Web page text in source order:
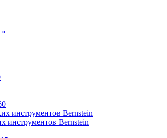
инструментов Bernstein
инструментов Bernstein